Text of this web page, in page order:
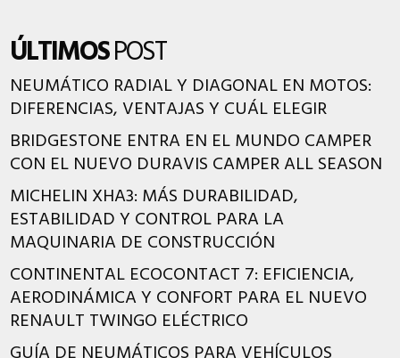
ÚLTIMOSPOST
NEUMÁTICO RADIAL Y DIAGONAL EN MOTOS:
DIFERENCIAS, VENTAJAS Y CUÁL ELEGIR
BRIDGESTONE ENTRA EN EL MUNDO CAMPER
CON EL NUEVO DURAVIS CAMPER ALL SEASON
MICHELIN XHA3: MÁS DURABILIDAD,
ESTABILIDAD Y CONTROL PARA LA
MAQUINARIA DE CONSTRUCCIÓN
CONTINENTAL ECOCONTACT 7: EFICIENCIA,
AERODINÁMICA Y CONFORT PARA EL NUEVO
RENAULT TWINGO ELÉCTRICO